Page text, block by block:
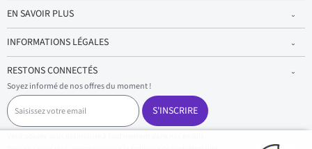
EN SAVOIR PLUS
INFORMATIONS LÉGALES
RESTONS CONNECTÉS
Soyez informé de nos offres du moment !
S
a
i
s
S'INSCRIRE